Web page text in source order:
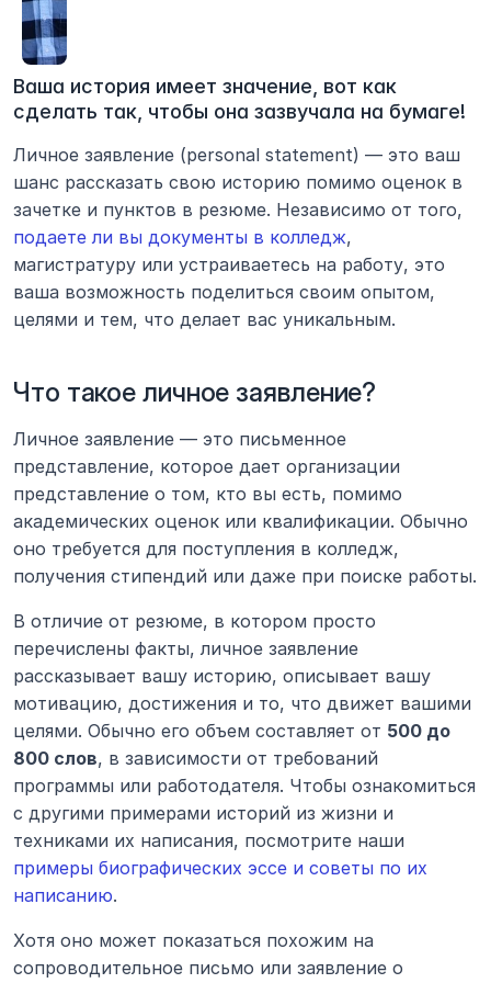
Ваша история имеет значение, вот как
сделать так, чтобы она зазвучала на бумаге!
Личное заявление (personal statement) — это ваш
шанс рассказать свою историю помимо оценок в
подаете ли вы документы в колледж,
магистратуру или устраиваетесь на работу, это
ваша возможность поделиться своим опытом,
целями и тем, что делает вас уникальным.
Что такое личное заявление?
Личное заявление — это письменное
представление, которое дает организации
представление о том, кто вы есть, помимо
академических оценок или квалификации. Обычно
оно требуется для поступления в колледж,
получения стипендий или даже при поиске работы.
В отличие от резюме, в котором просто
перечислены факты, личное заявление
рассказывает вашу историю, описывает вашу
мотивацию, достижения и то, что движет вашими
целями. Обычно его объем составляет от 500 до
800 слов, в зависимости от требований
программы или работодателя. Чтобы ознакомиться
с другими примерами историй из жизни и
примеры биографических эссе и советы по их
написанию.
Хотя оно может показаться похожим на
сопроводительное письмо или заявление о